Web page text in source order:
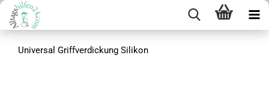
Universal Griffverdickung Silikon